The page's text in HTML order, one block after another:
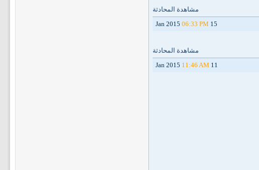
مشاهدة المحادثة
15 Jan 2015
06:33 PM
مشاهدة المحادثة
11 Jan 2015
11:46 AM